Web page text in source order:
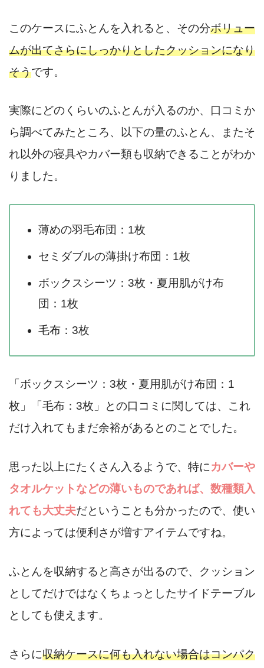
このケースにふとんを入れると、その分ボリュー
ムが出てさらにしっかりとしたクッションになり
そうです。
実際にどのくらいのふとんが入るのか、口コミか
ら調べてみたところ、以下の量のふとん、またそ
れ以外の寝具やカバー類も収納できることがわか
りました。
薄めの羽毛布団：1枚
セミダブルの薄掛け布団：1枚
ボックスシーツ：3枚・夏用肌がけ布
団：1枚
毛布：3枚
「ボックスシーツ：3枚・夏用肌がけ布団：1
枚」「毛布：3枚」との口コミに関しては、これ
だけ入れてもまだ余裕があるとのことでした。
思った以上にたくさん入るようで、特にカバーや
タオルケットなどの薄いものであれば、数種類入
れても大丈夫だということも分かったので、使い
方によっては便利さが増すアイテムですね。
ふとんを収納すると高さが出るので、クッション
としてだけではなくちょっとしたサイドテーブル
としても使えます。
さらに収納ケースに何も入れない場合はコンパク